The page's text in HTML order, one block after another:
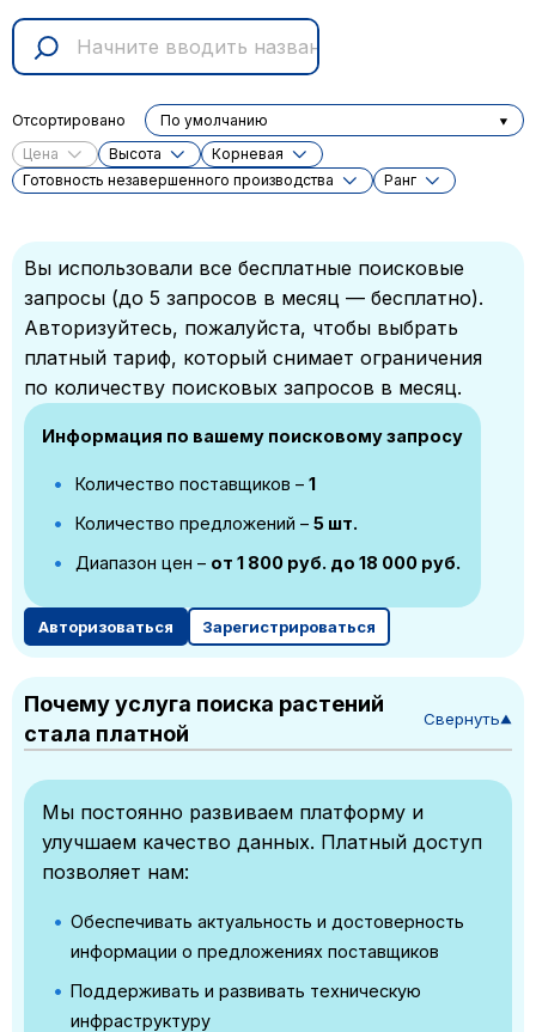
Цена Высота
Корневая
Готовность незавершенного производства
Ранг
Отсортировано По умолчанию
Вы использовали все бесплатные поисковые
запросы (до 5 запросов в месяц — бесплатно).
Авторизуйтесь, пожалуйста, чтобы выбрать
платный тариф, который снимает ограничения
по количеству поисковых запросов в месяц.
Информация по вашему поисковому запросу
Количество поставщиков – 1
Количество предложений – 5 шт.
Диапазон цен – от 1 800 руб. до 18 000 руб.
Авторизоваться Зарегистрироваться
Почему услуга поиска растений
стала платной
Свернуть▼
Мы постоянно развиваем платформу и
улучшаем качество данных. Платный доступ
позволяет нам:
Обеспечивать актуальность и достоверность
информации о предложениях поставщиков
Поддерживать и развивать техническую
инфраструктуру